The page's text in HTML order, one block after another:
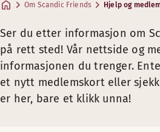
Om Scandic Friends Hjelp og
Ser du etter informasjon om
på rett sted! Vår nettside og
informasjonen du trenger.
et nytt medlemskort eller
er her, bare et klikk unna!